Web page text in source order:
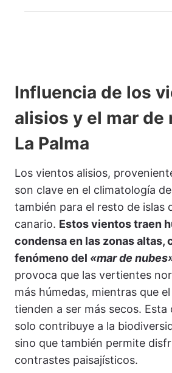
Influencia de los
alisios y el mar de
La Palma
Los vientos alisios,
son clave en el climatología
también para el resto de islas
canario. Estos vientos traen
condensa en las zonas altas,
fenómeno del «mar de
provoca que las vertientes
más húmedas, mientras que
tienden a ser más secos.
solo contribuye a la
sino que también permite
contrastes paisajísticos.